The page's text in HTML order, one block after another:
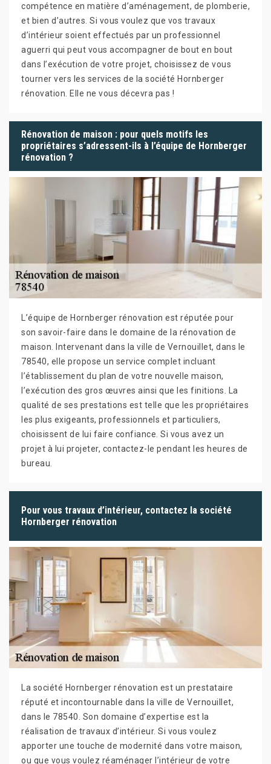
compétence en matière d’aménagement, de plomberie,
et bien d’autres. Si vous voulez que vos travaux
d’intérieur soient effectués par un professionnel
aguerri qui peut vous accompagner de bout en bout
dans l’exécution de votre projet, choisissez de vous
tourner vers les services de la société Hornberger
rénovation. Elle ne vous décevra pas !
Rénovation de maison : pour quels motifs les
propriétaires s’adressent-ils à l’équipe de Hornberger
rénovation ?
L’équipe de Hornberger rénovation est réputée pour
son savoir-faire dans le domaine de la rénovation de
maison. Intervenant dans la ville de Vernouillet, dans le
78540, elle propose un service complet incluant
l’établissement du plan de votre nouvelle maison,
l’exécution des gros œuvres ainsi que les finitions. La
qualité de ses prestations est telle que les propriétaires
les plus exigeants, professionnels et particuliers,
choisissent de lui faire confiance. Si vous avez un
projet à lui projeter, contactez-le pendant les heures de
bureau.
Pour vous travaux d’intérieur, contactez la société
Hornberger rénovation
La société Hornberger rénovation est un prestataire
réputé et incontournable dans la ville de Vernouillet,
dans le 78540. Son domaine d’expertise est la
réalisation de travaux d’intérieur. Si vous voulez
apporter une touche de modernité dans votre maison,
ou que vous voulez réaménager l’intérieur de votre